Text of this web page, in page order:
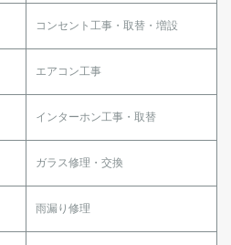
コンセント工事・取替・増設
エアコン工事
インターホン工事・取替
ガラス修理・交換
雨漏り修理